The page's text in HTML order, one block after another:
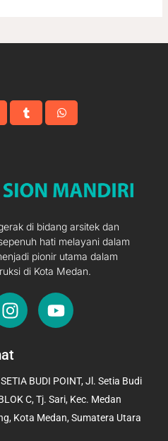
di bidang arsitek dan
hati melayani dalam
pionir utama dalam
di Kota Medan.
I
n
t
g
r
a
Y
o
b
e
BUDI POINT, Jl. Setia Budi
C, Tj. Sari, Kec. Medan
Kota Medan, Sumatera Utara